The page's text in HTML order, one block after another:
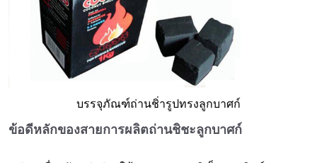
บรรจุภัณฑ์ถ่านชิ่ารูปทรงลูกบาศก์
ข้อดีหลักของสายการผลิตถ่านชิชะลูกบาศก์